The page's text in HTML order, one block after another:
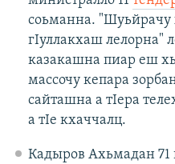
соьманна. "Шуьйрачу
гIуллакхаш лелорна"
казакашна пиар еш
массочу кепара
сайташна а тIера
а тIе кхаччалц.
Кадыров Ахьмадан